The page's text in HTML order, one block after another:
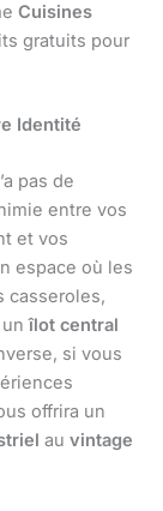
Cuisines
gratuits pour
Identité
pas de
entre vos
et vos
espace où les
casseroles,
unîlot central
si vous
offrira un
au vintage